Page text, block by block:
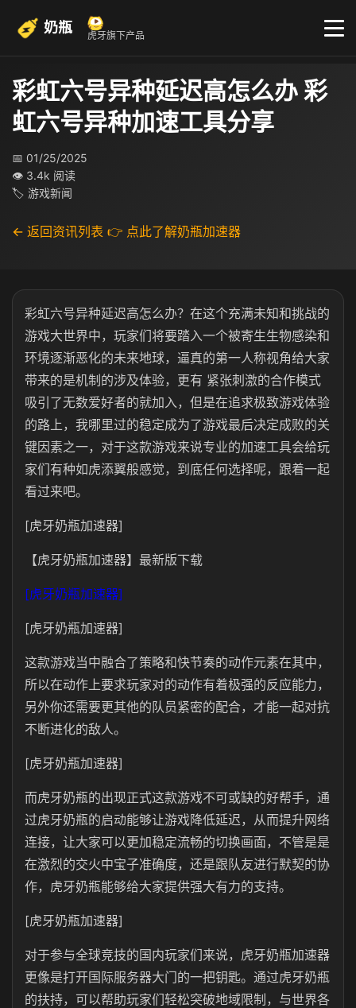
奶瓶 虎牙旗下产品
彩虹六号异种延迟高怎么办 彩
虹六号异种加速工具分享
📅 01/25/2025
👁 3.4k 阅读
🏷 游戏新闻
← 返回资讯列表 👉 点此了解奶瓶加速器
彩虹六号异种延迟高怎么办？在这个充满未知和挑战的
游戏大世界中，玩家们将要踏入一个被寄生生物感染和
环境逐渐恶化的未来地球，逼真的第一人称视角给大家
带来的是机制的涉及体验，更有 紧张刺激的合作模式
吸引了无数爱好者的就加入，但是在追求极致游戏体验
的路上，我哪里过的稳定成为了游戏最后决定成败的关
键因素之一，对于这款游戏来说专业的加速工具会给玩
家们有种如虎添翼般感觉，到底任何选择呢，跟着一起
看过来吧。
[虎牙奶瓶加速器]
【虎牙奶瓶加速器】最新版下载
[虎牙奶瓶加速器]
[虎牙奶瓶加速器]
这款游戏当中融合了策略和快节奏的动作元素在其中，
所以在动作上要求玩家对的动作有着极强的反应能力，
另外你还需要更其他的队员紧密的配合，才能一起对抗
不断进化的敌人。
[虎牙奶瓶加速器]
而虎牙奶瓶的出现正式这款游戏不可或缺的好帮手，通
过虎牙奶瓶的启动能够让游戏降低延迟，从而提升网络
连接，让大家可以更加稳定流畅的切换画面，不管是是
在激烈的交火中宝子准确度，还是跟队友进行默契的协
作，虎牙奶瓶能够给大家提供强大有力的支持。
[虎牙奶瓶加速器]
对于参与全球竞技的国内玩家们来说，虎牙奶瓶加速器
更像是打开国际服务器大门的一把钥匙。通过虎牙奶瓶
的扶持，可以帮助玩家们轻松突破地域限制，与世界各